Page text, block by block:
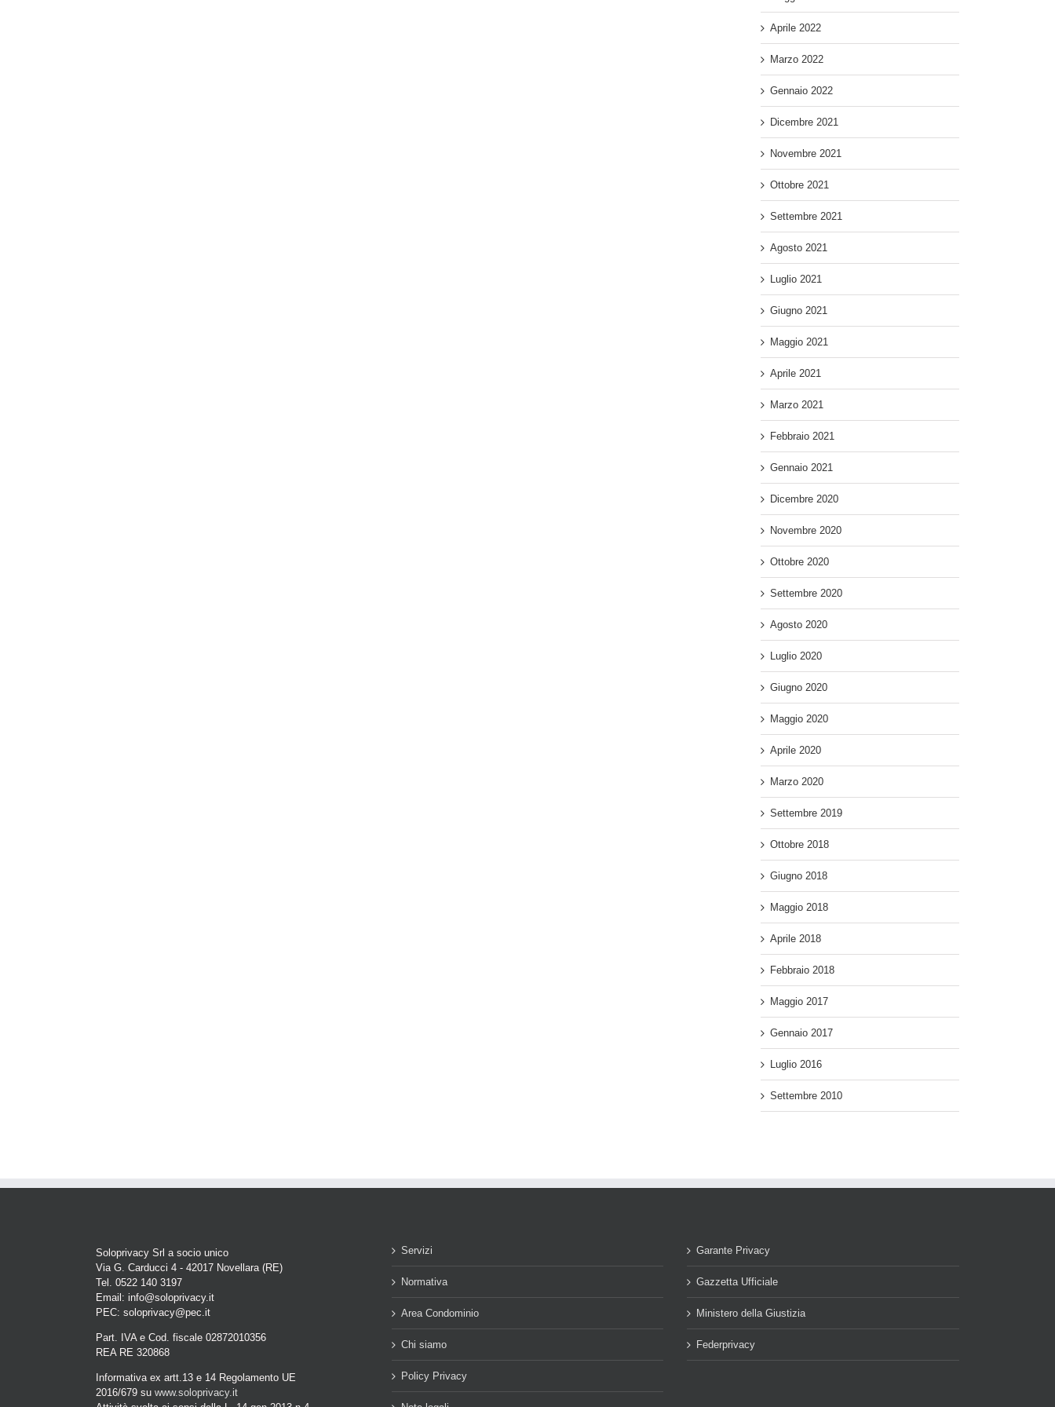
Aprile 2022
Marzo 2022
Gennaio 2022
Dicembre 2021
Novembre 2021
Ottobre 2021
Settembre 2021
Agosto 2021
Luglio 2021
Giugno 2021
Maggio 2021
Aprile 2021
Marzo 2021
Febbraio 2021
Gennaio 2021
Dicembre 2020
Novembre 2020
Ottobre 2020
Settembre 2020
Agosto 2020
Luglio 2020
Giugno 2020
Maggio 2020
Aprile 2020
Marzo 2020
Settembre 2019
Ottobre 2018
Giugno 2018
Maggio 2018
Aprile 2018
Febbraio 2018
Maggio 2017
Gennaio 2017
Luglio 2016
Settembre 2010
Soloprivacy Srl a socio unico
Via G. Carducci 4 - 42017 Novellara (RE)
Tel. 0522 140 3197
Email: info@soloprivacy.it
PEC: soloprivacy@pec.it
Part. IVA e Cod. fiscale 02872010356
REA RE 320868
Informativa ex artt.13 e 14 Regolamento UE
2016/679 su www.soloprivacy.it
Servizi
Normativa
Area Condominio
Chi siamo
Policy Privacy
Garante Privacy
Gazzetta Ufficiale
Ministero della Giustizia
Federprivacy